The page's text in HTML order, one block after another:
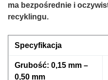
ma bezpośrednie i
recyklingu.
Specyfikacja
Grubość: 0,15 mm –
0,50 mm